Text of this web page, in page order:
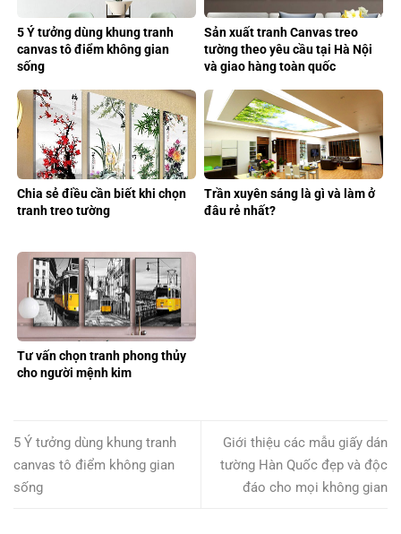
5 Ý tưởng dùng khung tranh
canvas tô điểm không gian
sống
Sản xuất tranh Canvas treo
tường theo yêu cầu tại Hà Nội
và giao hàng toàn quốc
Chia sẻ điều cần biết khi chọn
tranh treo tường
Trần xuyên sáng là gì và làm ở
đâu rẻ nhất?
Tư vấn chọn tranh phong thủy
cho người mệnh kim
5 Ý tưởng dùng khung tranh
canvas tô điểm không gian
sống
Giới thiệu các mẫu giấy dán
tường Hàn Quốc đẹp và độc
đáo cho mọi không gian